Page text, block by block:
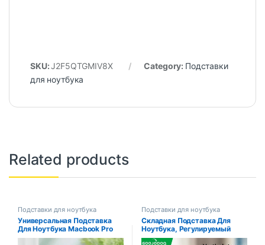
SKU:J2F5QTGMIV8X Category: Подставки
для ноутбука
Related products
Подставки для ноутбука
Универсальная Подставка
Для Ноутбука Macbook Pro
13/15 Air Lenovo Samsung —
Подставки для ноутбука
Складная Подставка Для
Ноутбука, Регулируемый
Держатель Для Компьютера